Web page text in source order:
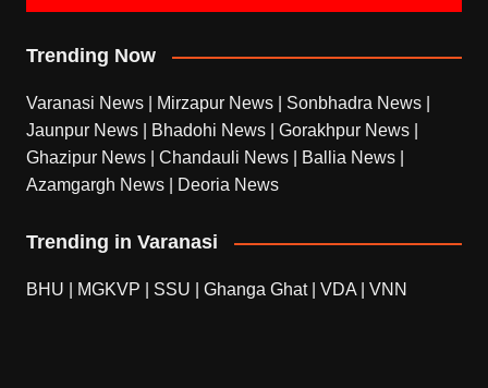
Trending Now
Varanasi News Mirzapur News Sonbhadra News
Jaunpur News
Bhadohi News Gorakhpur News
Ghazipur News
Chandauli News Ballia News
Azamgargh News
Deoria News
Trending in Varanasi
BHU MGKVP SSU Ghanga Ghat| VDA VNN